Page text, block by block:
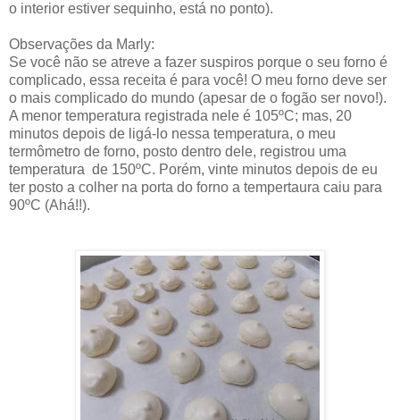
o interior estiver sequinho, está no ponto).
Observações da Marly:
Se você não se atreve a fazer suspiros porque o seu forno é
complicado, essa receita é para você! O meu forno deve ser
o mais complicado do mundo (apesar de o fogão ser novo!).
A menor temperatura registrada nele é 105ºC; mas, 20
minutos depois de ligá-lo nessa temperatura, o meu
termômetro de forno, posto dentro dele, registrou uma
temperatura de 150ºC. Porém, vinte minutos depois de eu
ter posto a colher na porta do forno a tempertaura caiu para
90ºC (Ahá!!).